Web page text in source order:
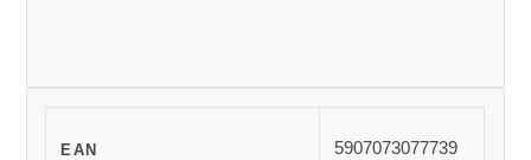
EAN 5907073077739